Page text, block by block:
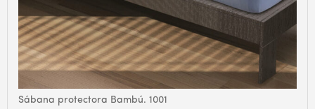
Sábana protectora Bambú. 1001